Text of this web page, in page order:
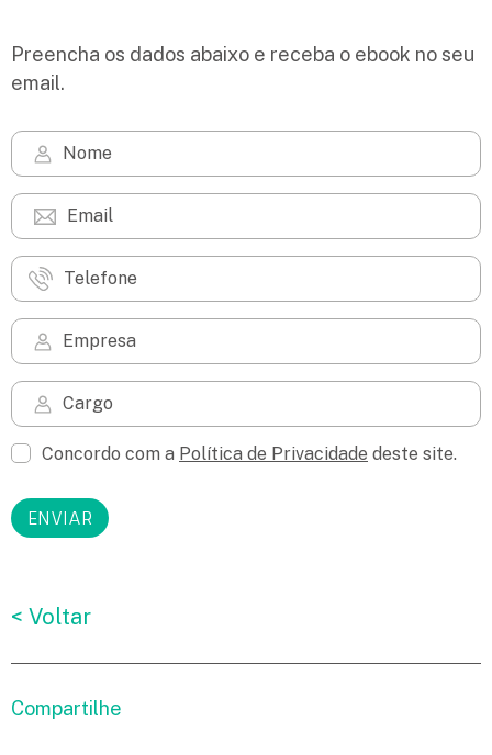
Preencha os dados abaixo e receba o ebook no seu
email.
Concordo com a Política de Privacidade deste site.
< Voltar
Compartilhe